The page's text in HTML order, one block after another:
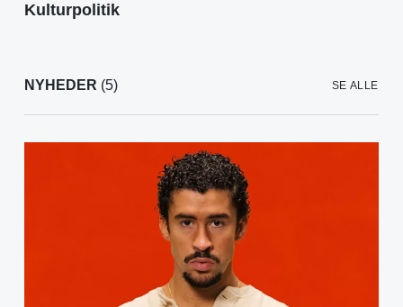
Kulturpolitik
NYHEDER (5) SE ALLE